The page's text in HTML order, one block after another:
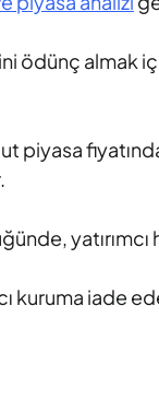
ödünç almak
piyasa
yatırımcı
kuruma iade